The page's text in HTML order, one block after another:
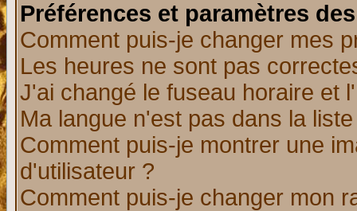
Préférences et paramètres
Comment puis-je changer mes
Les heures ne sont pas
J'ai changé le fuseau horaire et
Ma langue n'est pas dans la
Comment puis-je montrer une
d'utilisateur ?
Comment puis-je changer mon